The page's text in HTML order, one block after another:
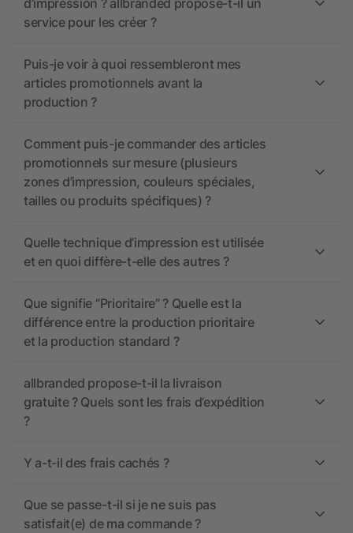
d’impression ? allbranded propose-t-il un
service pour les créer ?
Puis-je voir à quoi ressembleront mes
articles promotionnels avant la
production ?
Comment puis-je commander des articles
promotionnels sur mesure (plusieurs
zones d’impression, couleurs spéciales,
tailles ou produits spécifiques) ?
Quelle technique d’impression est utilisée
et en quoi diffère-t-elle des autres ?
Que signifie “Prioritaire” ? Quelle est la
différence entre la production prioritaire
et la production standard ?
allbranded propose-t-il la livraison
gratuite ? Quels sont les frais d’expédition
?
Y a-t-il des frais cachés ?
Que se passe-t-il si je ne suis pas
satisfait(e) de ma commande ?